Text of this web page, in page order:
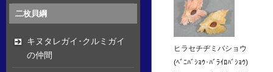
ヒラセチヂミバショウ
(ﾍﾞﾆﾊﾞｼｮｳ･ﾊﾞﾗｲﾛﾊﾞｼｮｳ)
二枚貝綱
キヌタレガイ･クルミガイ
の仲間